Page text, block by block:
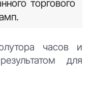
торгового
часов и
для